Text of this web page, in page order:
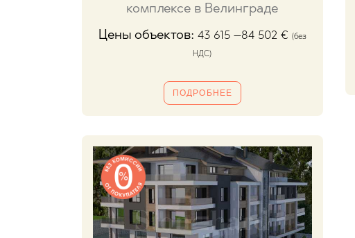
комплексе в Велинграде
Цены объектов: 43 615 –84 502 € (без
НДС)
ПОДРОБНЕЕ